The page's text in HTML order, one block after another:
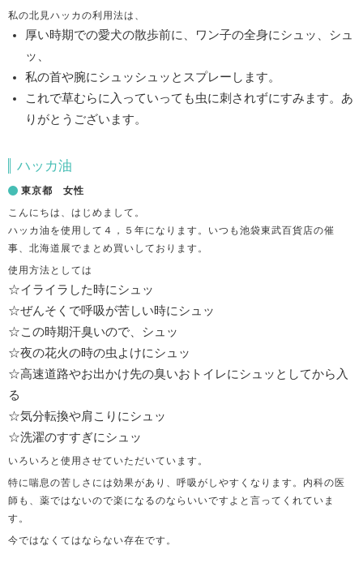
私の北見ハッカの利用法は、
厚い時期での愛犬の散歩前に、ワン子の全身にシュッ、シュ
ッ、
私の首や腕にシュッシュッとスプレーします。
これで草むらに入っていっても虫に刺されずにすみます。あ
りがとうございます。
ハッカ油
東京都 女性
こんにちは、はじめまして。
ハッカ油を使用して４，５年になります。いつも池袋東武百貨店の催
事、北海道展でまとめ買いしております。
使用方法としては
☆イライラした時にシュッ
☆ぜんそくで呼吸が苦しい時にシュッ
☆この時期汗臭いので、シュッ
☆夜の花火の時の虫よけにシュッ
☆高速道路やお出かけ先の臭いおトイレにシュッとしてから入
る
☆気分転換や肩こりにシュッ
☆洗濯のすすぎにシュッ
いろいろと使用させていただいています。
特に喘息の苦しさには効果があり、呼吸がしやすくなります。内科の医
師も、薬ではないので楽になるのならいいですよと言ってくれていま
す。
今ではなくてはならない存在です。